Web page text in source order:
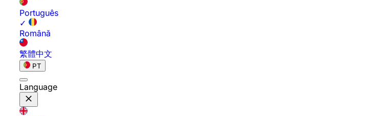
Português
✓
Română
繁體中文
PT
Language